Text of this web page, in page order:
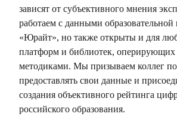
зависят от субъективного мнения
работаем с данными
«Юрайт», но также открыты и для
платформ и библиотек,
методиками. Мы призываем коллег по
предоставлять свои данные и
создания объективного рейтинга
российского образования.